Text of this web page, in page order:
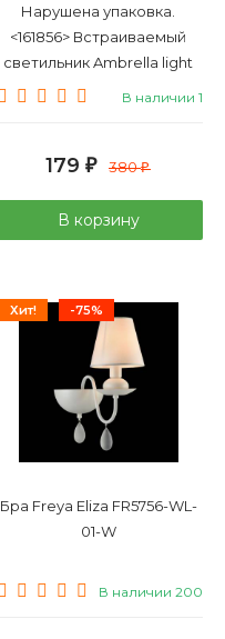
Нарушена упаковка.
<161856> Встраиваемый
светильник Ambrella light
Desing D4466 SB
В наличии 1
179 ₽ 380₽
В корзину
Хит! -75%
Бра Freya Eliza FR5756-WL-
01-W
В наличии 200